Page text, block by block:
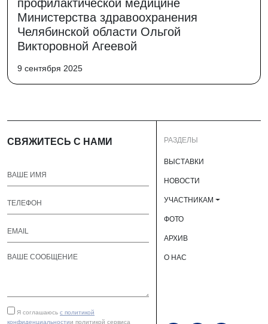
профилактической медицине
Министерства здравоохранения
Челябинской области Ольгой
Викторовной Агеевой
9 сентября 2025
СВЯЖИТЕСЬ С НАМИ
Я соглашаюсь с политикой
конфиденциальностии политикой сервиса
РАЗДЕЛЫ
ВЫСТАВКИ
НОВОСТИ
УЧАСТНИКАМ
ФОТО
АРХИВ
О НАС